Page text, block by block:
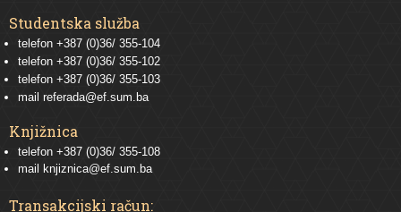
Studentska služba
telefon +387 (0)36/ 355-104
telefon +387 (0)36/ 355-102
telefon +387 (0)36/ 355-103
mail referada@ef.sum.ba
Knjižnica
telefon +387 (0)36/ 355-108
mail
knjiznica@ef.sum.ba
Transakcijski račun: